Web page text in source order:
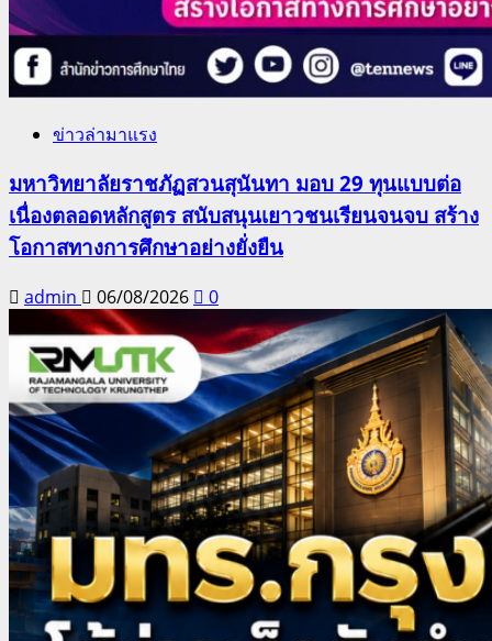
ข่าวล่ามาแรง
มหาวิทยาลัยราชภัฏสวนสุนันทา มอบ 29 ทุนแบบต่อ
เนื่องตลอดหลักสูตร สนับสนุนเยาวชนเรียนจนจบ สร้าง
โอกาสทางการศึกษาอย่างยั่งยืน
admin 06/08/2026 0